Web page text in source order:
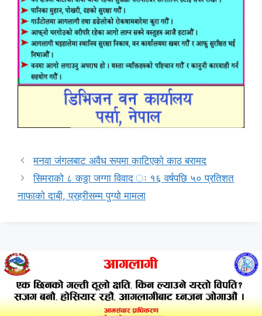
मनवा जंगलबाट अवैध रूपमा काटिएको काठ बरामद
सिमराको ८ कठ्ठा जग्गा विवाद ः १६ वर्षपछि ५० प्रतिशत
नाफाको दाबी, प्रहरीसम्म पुग्यो मामला